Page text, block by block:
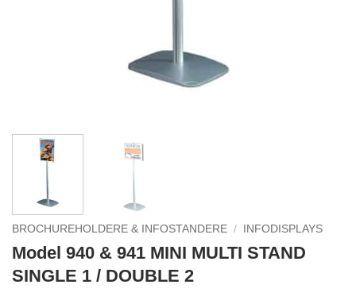
BROCHUREHOLDERE & INFOSTANDERE / INFODISPLAYS
Model 940 & 941 MINI MULTI STAND
SINGLE 1 / DOUBLE 2